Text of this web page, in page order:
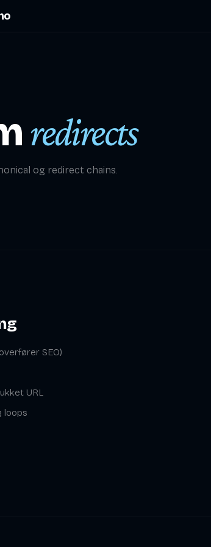
redirects
og redirect chains.
SEO)
URL
loops